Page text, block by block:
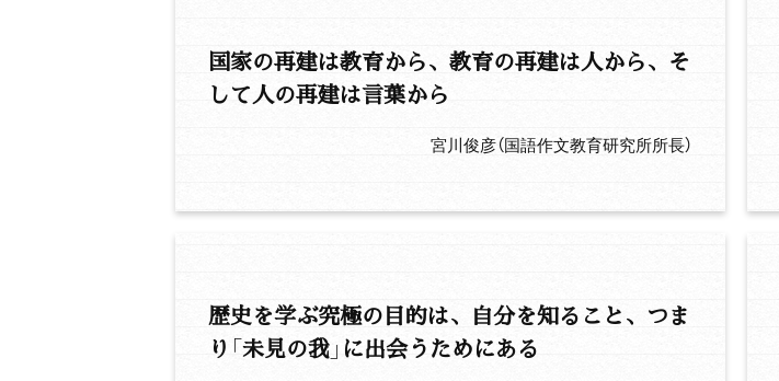
国家の再建は教育から、教育の再建は人から、そ
して人の再建は言葉から
宮川俊彦（国語作文教育研究所所長）
歴史を学ぶ究極の目的は、自分を知ること、つま
り「未見の我」に出会うためにある